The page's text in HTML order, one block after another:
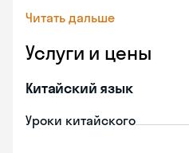
Читать дальше
Услуги и цены
Китайский язык
Уроки китайского